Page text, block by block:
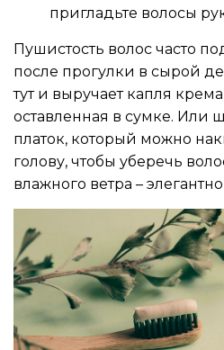
пригладьте волосы
Пушистость волос часто
после прогулки в сырой
тут и выручает капля
оставленная в сумке. Или
платок, который можно
голову, чтобы уберечь
влажного ветра –